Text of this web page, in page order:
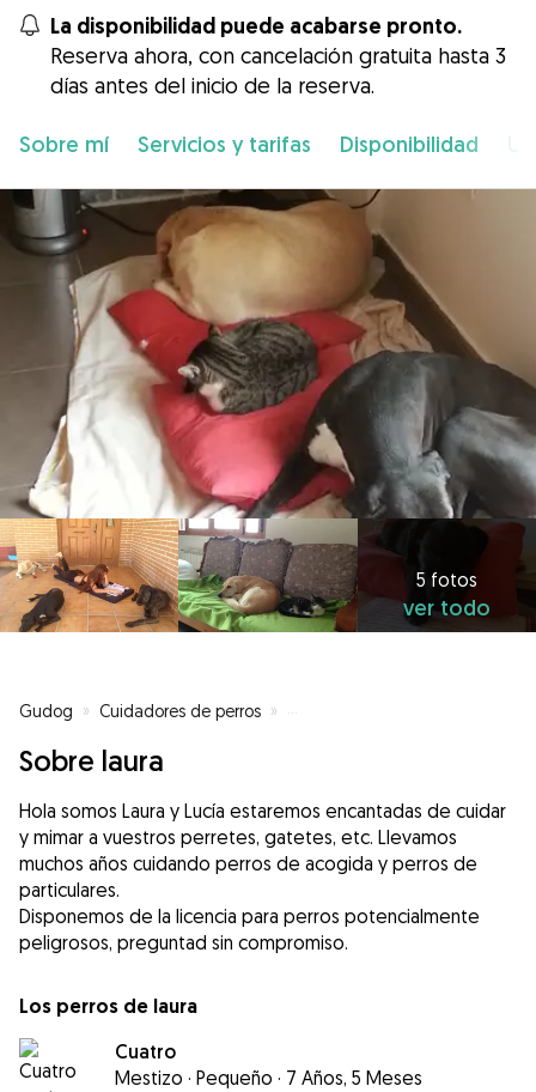
La disponibilidad puede acabarse pronto.
Reserva ahora, con cancelación gratuita hasta 3
días antes del inicio de la reserva.
Sobre mí Servicios y tarifas Disponibilidad
5 fotos
ver todo
Gudog » Cuidadores de perros » Cuidadores de perros en Barajas
Sobre laura
Hola somos Laura y Lucía estaremos encantadas de cuidar
y mimar a vuestros perretes, gatetes, etc. Llevamos
muchos años cuidando perros de acogida y perros de
particulares.
Disponemos de la licencia para perros potencialmente
peligrosos, preguntad sin compromiso.
Los perros de laura
Cuatro
Mestizo · Pequeño · 7 Años, 5 Meses